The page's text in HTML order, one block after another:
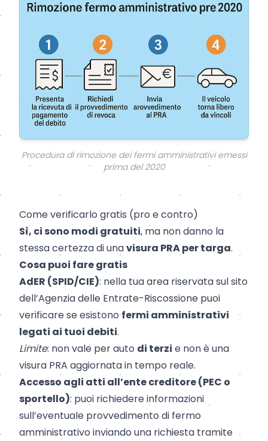
Procedura di rimozione dei fermi amministrativi emessi
prima del 2020
Come verificarlo gratis (pro e contro)
Sì, ci sono modi gratuiti, ma non danno la
stessa certezza di unavisura PRA per targa.
Cosa puoi fare gratis
AdER (SPID/CIE): nella tua area riservata sul sito
dell’Agenzia delle Entrate-Riscossione puoi
verificare se esistonofermi amministrativi
legati ai tuoi debiti.
Limite: non vale per auto di terzi e non è una
visura PRA aggiornata in tempo reale.
Accesso agli atti all’ente creditore (PEC o
sportello): puoi richiedere informazioni
sull’eventuale provvedimento di fermo
amministrativo inviando una richiesta tramite